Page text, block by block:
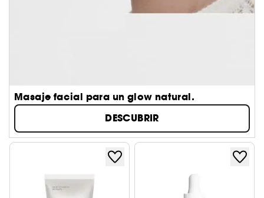
Masaje facial para un glow natural.
DESCUBRIR